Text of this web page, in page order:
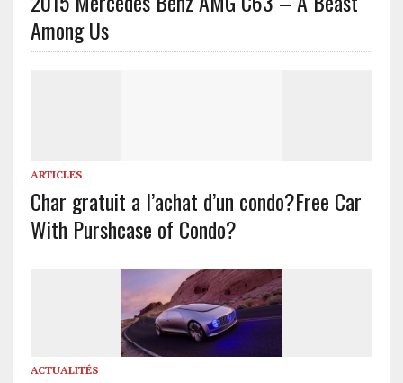
Among Us
ARTICLES
Char gratuit a l’achat d’un condo?Free Car
With Purshcase of Condo?
ACTUALITÉS